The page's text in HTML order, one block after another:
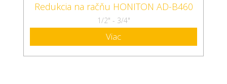
Redukcia na račňu HONITON AD-B460
1/2" - 3/4"
Viac